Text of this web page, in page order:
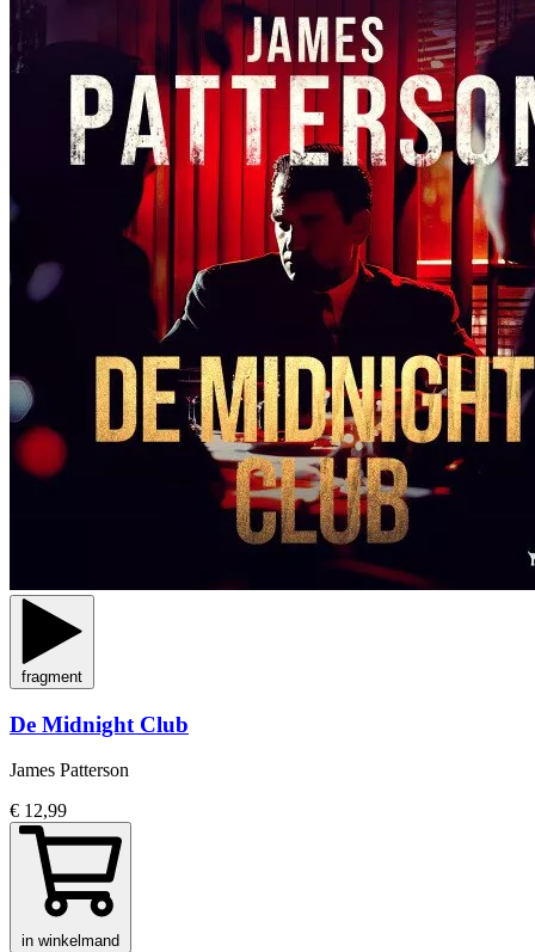
fragment
De Midnight Club
James Patterson
€ 12,99
in winkelmand